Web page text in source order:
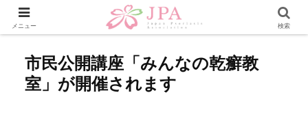
市民公開講座「みんなの乾癬教
室」が開催されます
メニュー 検索